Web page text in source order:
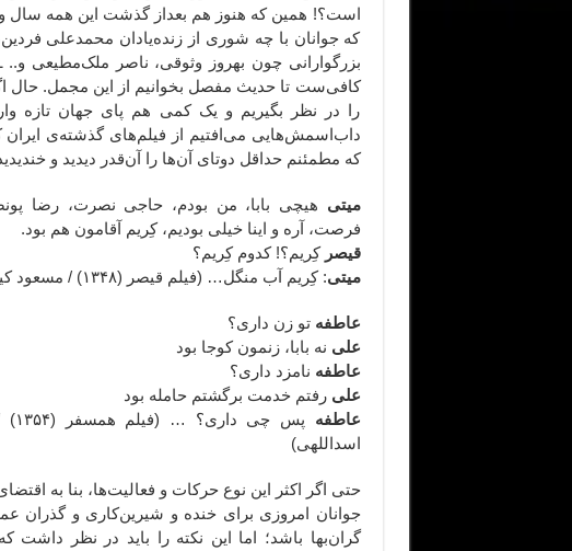
است؟! همین که هنوز هم بعداز گذشت این همه
که جوانان با چه شوری از زنده‌یادان محمدعلی
بزرگوارانی چون بهروز وثوقی، ناصر ملک‌مطیعی
کافی‌ست تا حدیث مفصل بخوانیم از این مجمل. حال
را در نظر بگیریم و یک کمی هم پای جهان تازه
داب‌اسمش‌هایی می‌افتیم از فیلم‌های گذشته‌ی ایران
که مطمئنم حداقل دوتای آن‌‌ها را آن‌قدر دیدید و
میتی هیچی بابا، من بودم، حاجی نصرت، رضا
فرصت، آره و اینا خیلی بودیم، کِریم آقامون هم بود.
قیصرکِریم؟! کدوم کِریم؟
میتی: کِریم آب منگل… (فیلم قیصر (۱۳۴۸) / مسعود کیمیایی)
عاطفه تو زن داری؟
علی نه بابا، زنمون کوجا بود
عاطفه نامزد داری؟
علی رفتم خدمت برگشتم حامله بود
عاطفه
پس چی
اسداللهی)
حتی اگر اکثر این نوع حرکات و فعالیت‌ها، بنا به
جوانان امروزی برای خنده و شیرین‌کاری و گذران
گران‌بها باشد؛ اما این نکته را باید در نظر داشت